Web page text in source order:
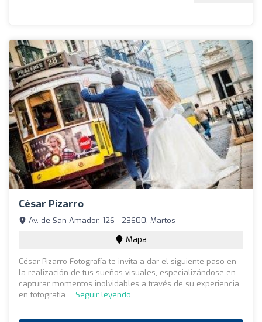
César Pizarro
Av. de San Amador, 126 - 23600, Martos
Mapa
César Pizarro Fotografía te invita a dar el siguiente paso en
la realización de tus sueños visuales, especializándose en
capturar momentos inolvidables a través de su experiencia
en fotografía ... Seguir leyendo